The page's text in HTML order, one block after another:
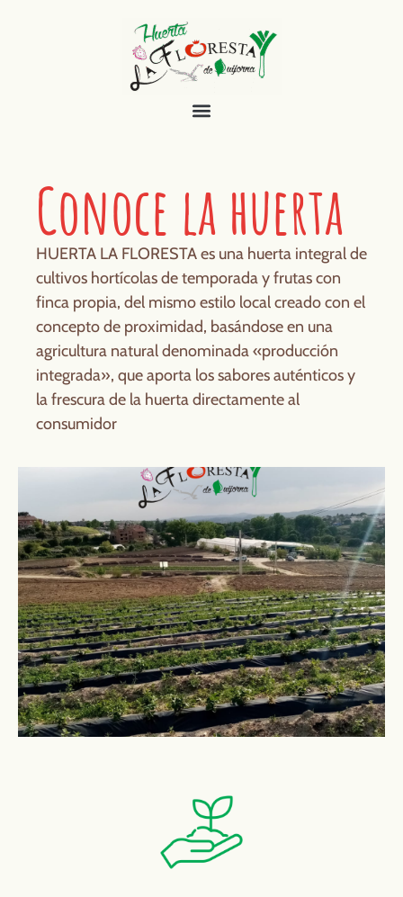
Conoce la huerta
HUERTA LA FLORESTA es una huerta integral de
cultivos hortícolas de temporada y frutas con
finca propia, del mismo estilo local creado con el
concepto de proximidad, basándose en una
agricultura natural denominada «producción
integrada», que aporta los sabores auténticos y
la frescura de la huerta directamente al
consumidor